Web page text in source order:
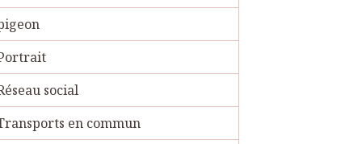
social
en commun